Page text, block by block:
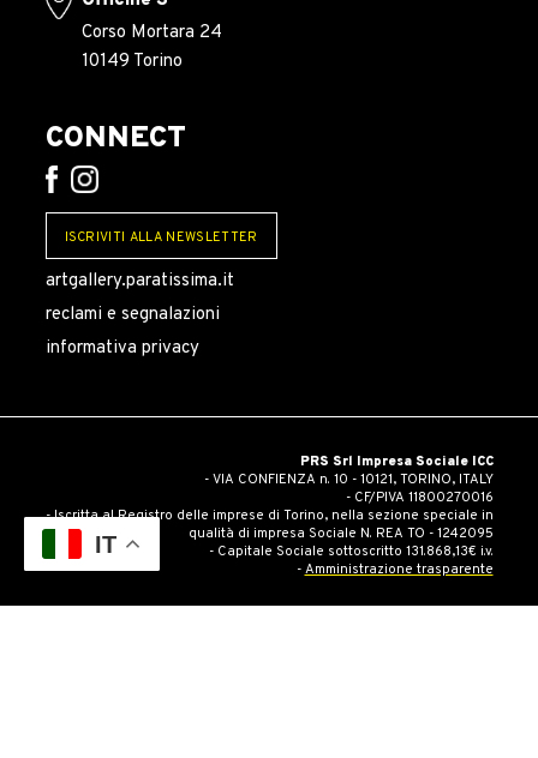
Corso Mortara 24
10149 Torino
CONNECT
ISCRIVITI ALLA NEWSLETTER
artgallery.paratissima.it
reclami e segnalazioni
informativa privacy
PRS Srl Impresa Sociale ICC
- VIA CONFIENZA n. 10 - 10121, TORINO, ITALY
- CF/PIVA 11800270016
- Iscritta al Registro delle imprese di Torino, nella sezione speciale in
qualità di impresa Sociale N. REA TO - 1242095
- Capitale Sociale sottoscritto 131.868,13€ i.v.
- Amministrazione trasparente
IT